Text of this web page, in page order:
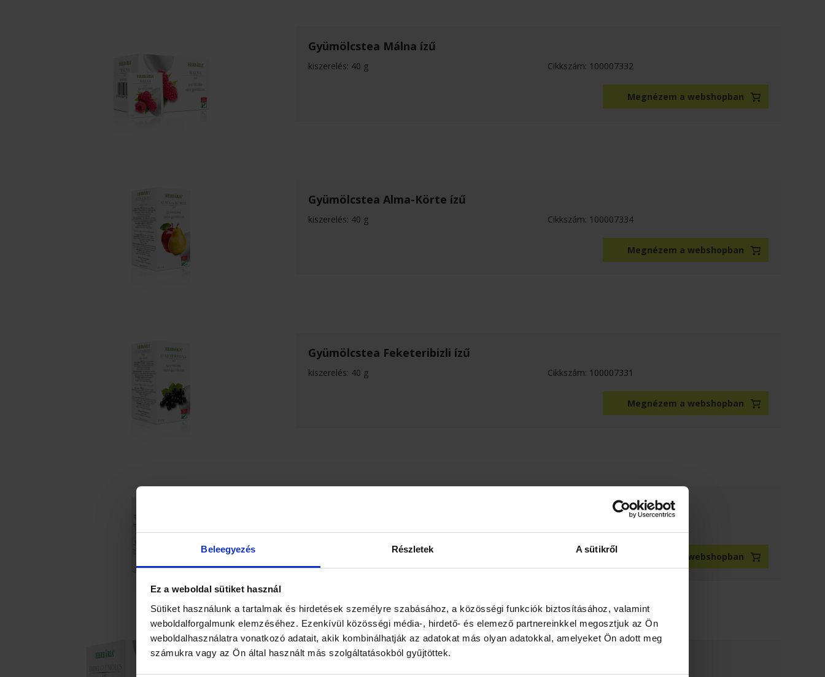
Beleegyezés Részletek A sütikről
Ez a weboldal sütiket használ
Sütiket használunk a tartalmak és hirdetések személyre szabásához, a közösségi funkciók biztosításához, valamint
weboldalforgalmunk elemzéséhez. Ezenkívül közösségi média-, hirdető- és elemező partnereinkkel megosztjuk az Ön
weboldalhasználatra vonatkozó adatait, akik kombinálhatják az adatokat más olyan adatokkal, amelyeket Ön adott meg
számukra vagy az Ön által használt más szolgáltatásokból gyűjtöttek.
Gyümölcstea Málna ízű
kiszerelés: 40 g Cikkszám: 100007332
Megnézem a webshopban
Gyümölcstea Alma-Körte ízű
kiszerelés: 40 g Cikkszám: 100007334
Megnézem a webshopban
Gyümölcstea Feketeribizli ízű
kiszerelés: 40 g Cikkszám: 100007331
Megnézem a webshopban
Megnézem a webshopban
Gyümölcstea Erdei gyümölcs ízesítéssel